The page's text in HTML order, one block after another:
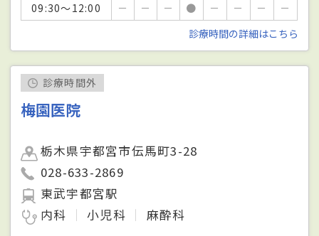
09:30～12:00
－ － － ● － － －
－
診療時間の詳細はこちら
診療時間外
梅園医院
栃木県宇都宮市伝馬町3-28
028-633-2869
東武宇都宮駅
内科
小児科 麻酔科